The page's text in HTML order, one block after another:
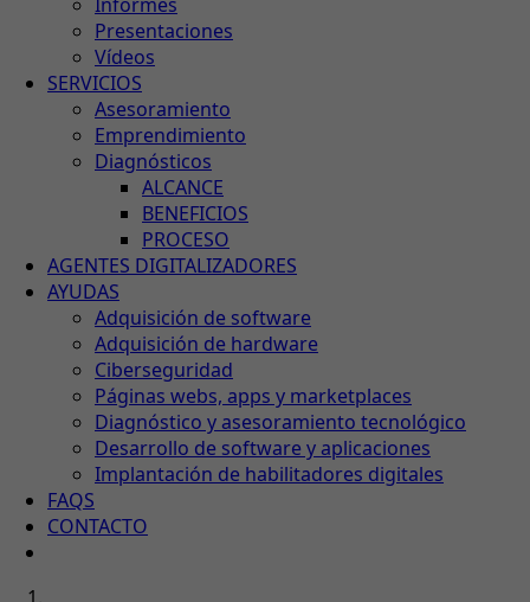
Presentaciones
Vídeos
SERVICIOS
Asesoramiento
Emprendimiento
Diagnósticos
ALCANCE
BENEFICIOS
PROCESO
AGENTES DIGITALIZADORES
AYUDAS
Adquisición de software
Adquisición de hardware
Ciberseguridad
Páginas webs, apps y marketplaces
Diagnóstico y asesoramiento tecnológico
Desarrollo de software y aplicaciones
Implantación de habilitadores digitales
FAQS
CONTACTO